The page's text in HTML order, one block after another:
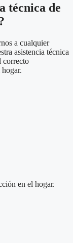
técnica de
a cualquier
asistencia técnica
correcto
en el hogar.